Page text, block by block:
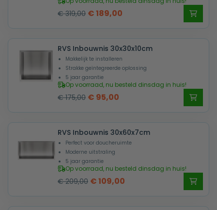
€319,00 Oorspronkelijke
was:
€ 319,00.
€189,00
is:
€ 189,00.
RVS Inbouwnis 30x30x10cm
Makkelijk te installeren
Strakke geïntegreerde oplossing
5 jaar garantie
Op voorraad, nu besteld dinsdag in huis!
€175,00 Oorspronkelijke
was:
€ 175,00.
€ 95,00
is:
€ 95,00.
RVS Inbouwnis 30x60x7cm
Perfect voor doucheruimte
Moderne uitstraling
5 jaar garantie
Op voorraad, nu besteld dinsdag in huis!
€209,00 Oorspronkelijke
was:
€109,00
is: